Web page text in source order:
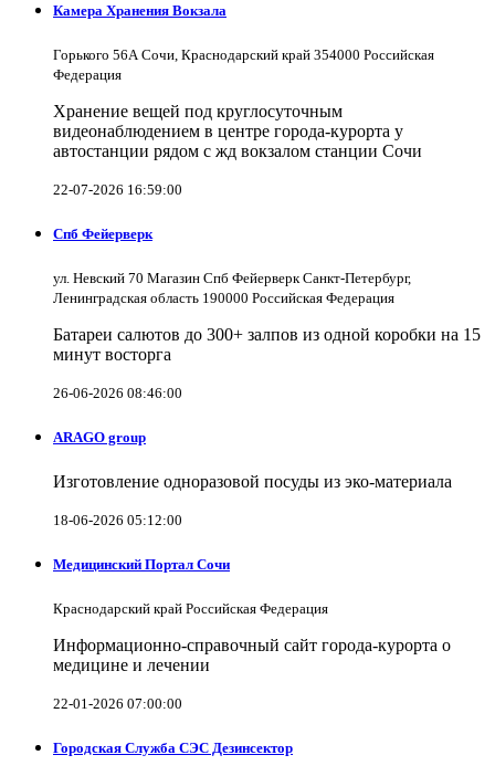
Камера Хранения Вокзала
Горького 56А Сочи, Краснодарский край 354000 Российская
Федерация
Хранение вещей под круглосуточным
видеонаблюдением в центре города-курорта у
автостанции рядом с жд вокзалом станции Сочи
22-07-2026 16:59:00
Спб Фейерверк
ул. Невский 70 Магазин Спб Фейерверк Санкт-Петербург,
Ленинградская область 190000 Российская Федерация
Батареи салютов до 300+ залпов из одной коробки на 15
минут восторга
26-06-2026 08:46:00
ARAGO group
Изготовление одноразовой посуды из эко-материала
18-06-2026 05:12:00
Медицинский Портал Сочи
Краснодарский край Российская Федерация
Информационно-справочный сайт города-курорта о
медицине и лечении
22-01-2026 07:00:00
Городская Служба СЭС Дезинсектор